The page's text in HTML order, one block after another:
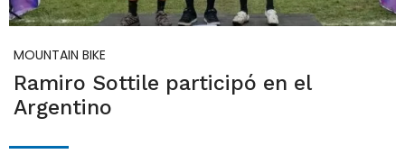
MOUNTAIN BIKE
Ramiro Sottile participó en el
Argentino